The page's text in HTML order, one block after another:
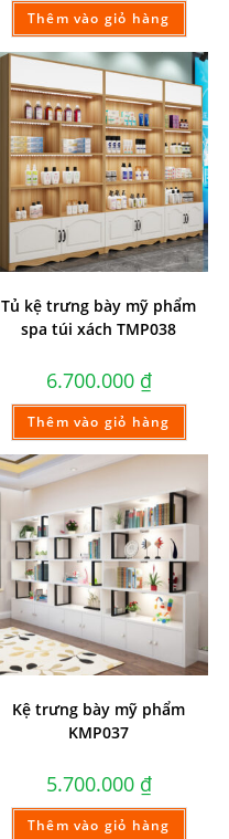
Thêm vào giỏ hàng
Tủ kệ trưng bày mỹ phẩm
spa túi xách TMP038
6.700.000 ₫
Thêm vào giỏ hàng
Kệ trưng bày mỹ phẩm
KMP037
5.700.000 ₫
Thêm vào giỏ hàng